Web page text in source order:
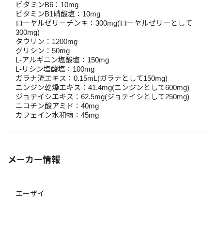
ビタミンB6：10mg
ビタミンB1硝酸塩：10mg
ローヤルゼリーチンキ：300mg(ローヤルゼリーとして
300mg)
タウリン：1200mg
グリシン：50mg
L-アルギニン塩酸塩：150mg
L-リシン塩酸塩：100mg
ガラナ流エキス：0.15mL(ガラナとして150mg)
ニンジン乾燥エキス：41.4mg(ニンジンとして600mg)
ジョテイシエキス：62.5mg(ジョテイシとして250mg)
ニコチン酸アミド：40mg
カフェイン水和物：45mg
メーカー情報
エーザイ